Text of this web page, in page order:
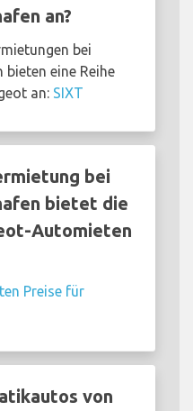
an?
bei
bieten eine Reihe
an: SIXT
bei
bietet die
Automieten
Preise für
von